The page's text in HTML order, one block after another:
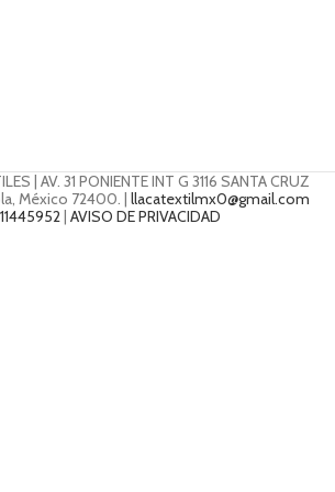
| AV. 31 PONIENTE INT G 3116 SANTA CRUZ
México 72400. | llacatextilmx0@gmail.com
AVISO DE PRIVACIDAD